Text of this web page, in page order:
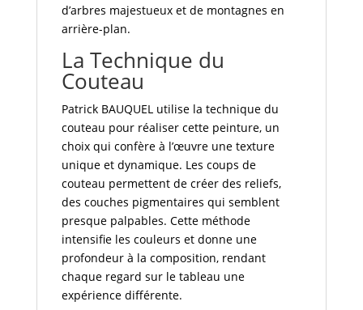
d’arbres majestueux et de montagnes en
arrière-plan.
La Technique du
Couteau
Patrick BAUQUEL utilise la technique du
couteau pour réaliser cette peinture, un
choix qui confère à l’œuvre une texture
unique et dynamique. Les coups de
couteau permettent de créer des reliefs,
des couches pigmentaires qui semblent
presque palpables. Cette méthode
intensifie les couleurs et donne une
profondeur à la composition, rendant
chaque regard sur le tableau une
expérience différente.